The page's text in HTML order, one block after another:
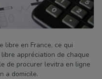
libre en France, ce qui
appréciation de chaque
de procurer levitra en ligne
a domicile.